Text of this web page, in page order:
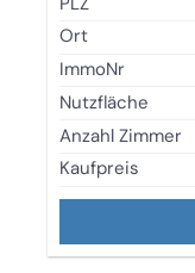
Ort
ImmoNr
Nutzfläche
Anzahl Zimmer
Kaufpreis